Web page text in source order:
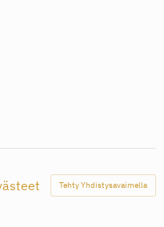
Tehty Yhdistysavaimella